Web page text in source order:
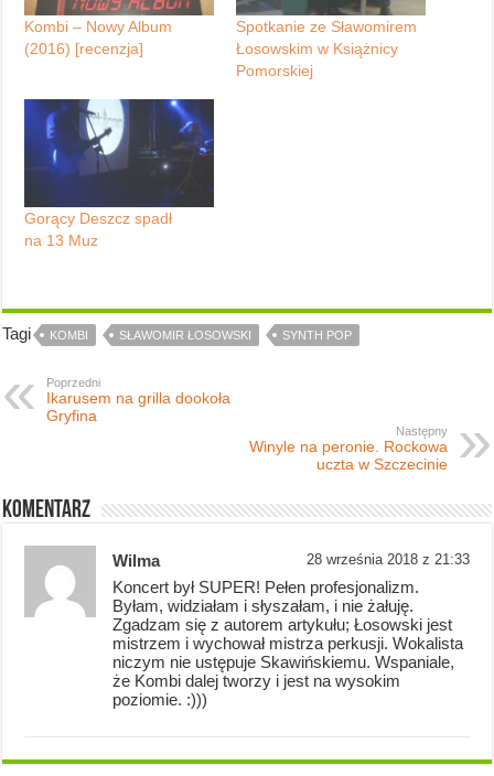
Kombi – Nowy Album
(2016) [recenzja]
Spotkanie ze Sławomirem
Łosowskim w Książnicy
Pomorskiej
Gorący Deszcz spadł
na 13 Muz
Tagi KOMBI SŁAWOMIR ŁOSOWSKI SYNTH POP
Poprzedni
Ikarusem na grilla dookoła
Gryfina
Następny
Winyle na peronie. Rockowa
uczta w Szczecinie
Komentarz
Wilma 28 września 2018 z 21:33
Koncert był SUPER! Pełen profesjonalizm.
Byłam, widziałam i słyszałam, i nie żałuję.
Zgadzam się z autorem artykułu; Łosowski jest
mistrzem i wychował mistrza perkusji. Wokalista
niczym nie ustępuje Skawińskiemu. Wspaniale,
że Kombi dalej tworzy i jest na wysokim
poziomie. :)))